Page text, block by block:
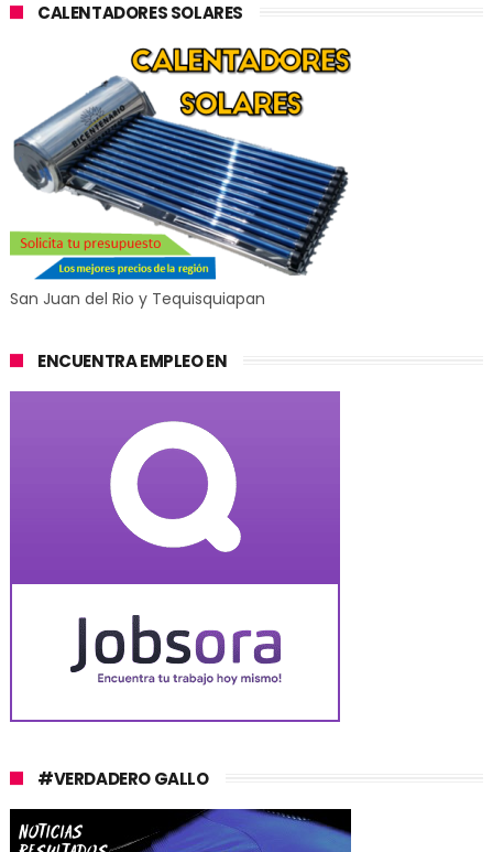
CALENTADORES SOLARES
San Juan del Rio y Tequisquiapan
ENCUENTRA EMPLEO EN
#VERDADERO GALLO